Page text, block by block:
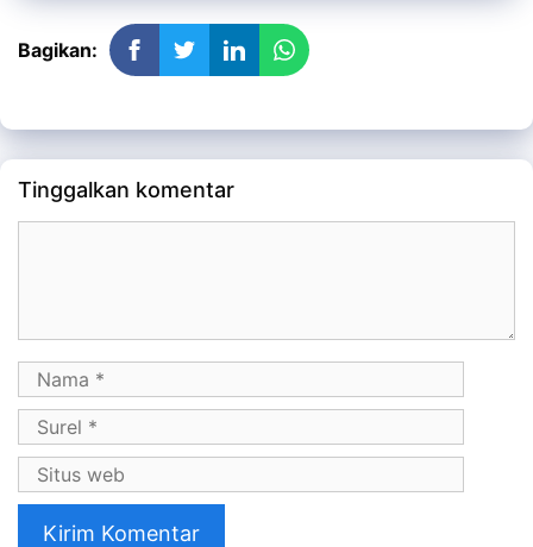
Bagikan:
Tinggalkan komentar
Nama
Surel
Situs
web